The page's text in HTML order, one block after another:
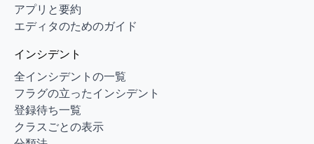
アプリと要約
エディタのためのガイド
インシデント
全インシデントの一覧
フラグの立ったインシデント
登録待ち一覧
クラスごとの表示